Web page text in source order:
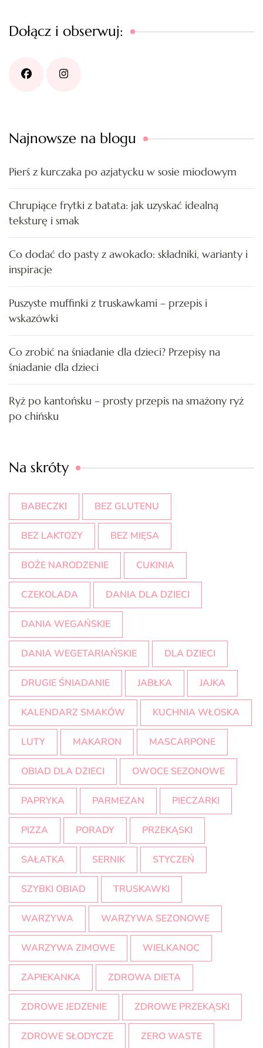
Dołącz i obserwuj:
Najnowsze na blogu
Pierś z kurczaka po azjatycku w sosie miodowym
Chrupiące frytki z batata: jak uzyskać idealną
teksturę i smak
Co dodać do pasty z awokado: składniki, warianty i
inspiracje
Puszyste muffinki z truskawkami – przepis i
wskazówki
Co zrobić na śniadanie dla dzieci? Przepisy na
śniadanie dla dzieci
Ryż po kantońsku – prosty przepis na smażony ryż
po chińsku
Na skróty
BABECZKI BEZ GLUTENU
BEZ LAKTOZY BEZ MIĘSA
BOŻE NARODZENIE CUKINIA
CZEKOLADA DANIA DLA DZIECI
DANIA WEGAŃSKIE
DANIA WEGETARIAŃSKIE DLA DZIECI
DRUGIE ŚNIADANIE JABŁKA JAJKA
KALENDARZ SMAKÓW KUCHNIA WŁOSKA
LUTY MAKARON MASCARPONE
OBIAD DLA DZIECI OWOCE SEZONOWE
PAPRYKA PARMEZAN PIECZARKI
PIZZA PORADY PRZEKĄSKI
SAŁATKA SERNIK STYCZEŃ
SZYBKI OBIAD TRUSKAWKI
WARZYWA WARZYWA SEZONOWE
WARZYWA ZIMOWE WIELKANOC
ZAPIEKANKA ZDROWA DIETA
ZDROWE JEDZENIE ZDROWE PRZEKĄSKI
ZDROWE SŁODYCZE ZERO WASTE